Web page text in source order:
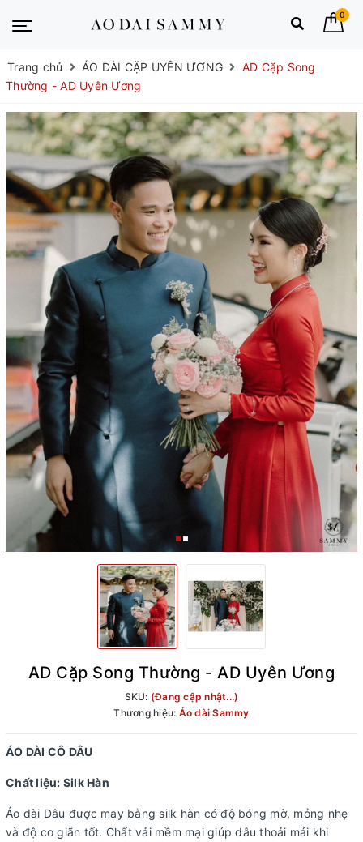
0
Trang chủ ÁO DÀI CẶP UYÊN ƯƠNG
AD Cặp Song
Thường - AD Uyên Ương
AD Cặp Song Thường - AD Uyên Ương
SKU: (Đang cập nhật...)
Thương hiệu: Áo dài Sammy
ÁO DÀI CÔ DÂU
Chất liệu: Silk Hàn
Áo dài Dâu được may bằng silk hàn có độ bóng mờ, mỏng nhẹ
và độ co giãn tốt. Chất vải mềm mại giúp dâu thoải mái khi